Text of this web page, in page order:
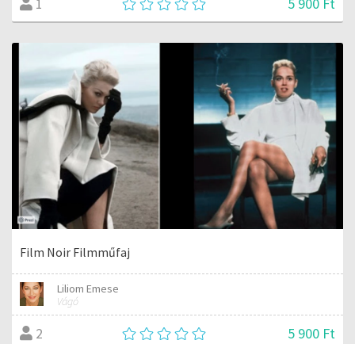
1
Film Noir Filmműfaj
Liliom Emese
Vágó
2 5 900 Ft